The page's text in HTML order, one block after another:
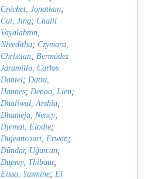
Créchet, Jonathan;
Cui, Jing; Chalil
Vayalabron,
Niveditha; Czymara,
Christian; Bermúdez
Jaramillo, Carlos
Daniel; Datta,
Hannes; Denoo, Lien;
Dhaliwal, Arshia;
Dhameja, Nency;
Djemai, Elodie;
Dujeancourt, Erwan;
Dündar, Uǧurcan;
Duprey, Thibaut;
Eissa, Yasmine; El